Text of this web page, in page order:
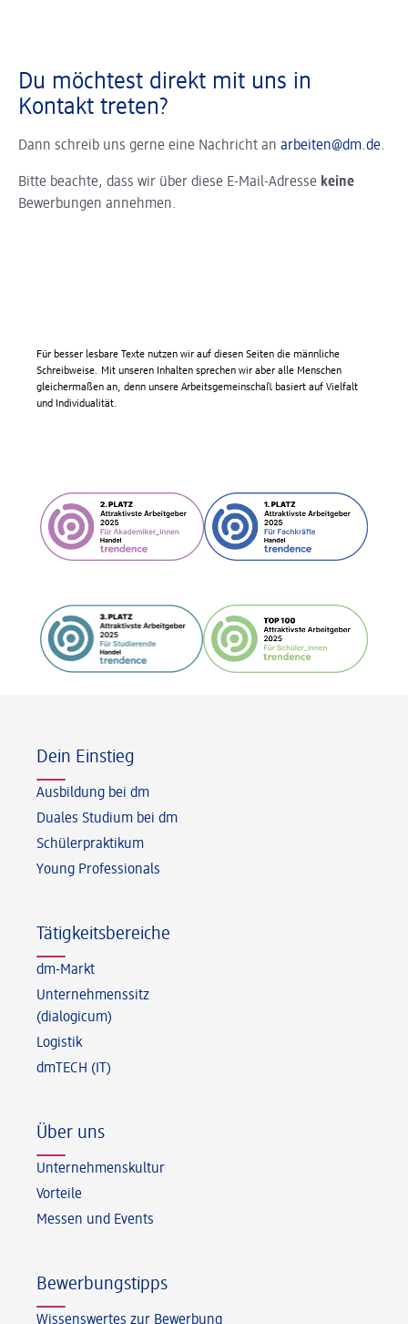
Du möchtest direkt mit uns in
Kontakt treten?
Dann schreib uns gerne eine Nachricht an arbeiten@dm.de.
Bitte beachte, dass wir über diese E-Mail-Adresse keine
Bewerbungen annehmen.
Für besser lesbare Texte nutzen wir auf diesen Seiten die männliche
Schreibweise. Mit unseren Inhalten sprechen wir aber alle Menschen
gleichermaßen an, denn unsere Arbeitsgemeinschaft basiert auf Vielfalt
und Individualität.
Dein Einstieg
Ausbildung bei dm
Duales Studium bei dm
Schülerpraktikum
Young Professionals
Tätigkeitsbereiche
dm-Markt
Unternehmenssitz
(dialogicum)
Logistik
dmTECH (IT)
Über uns
Unternehmenskultur
Vorteile
Messen und Events
Bewerbungstipps
Wissenswertes zur Bewerbung